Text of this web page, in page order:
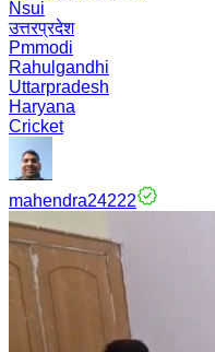
Nsui
उत्तरप्रदेश
Pmmodi
Rahulgandhi
Uttarpradesh
Haryana
Cricket
mahendra24222